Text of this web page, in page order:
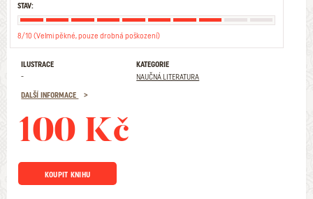
STAV:
8/10 (Velmi pěkné, pouze drobná poškození)
ILUSTRACE
-
KATEGORIE
NAUČNÁ LITERATURA
DALŠÍ INFORMACE
100 Kč
KOUPIT KNIHU